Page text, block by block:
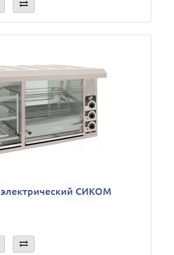
электрический СИКОМ